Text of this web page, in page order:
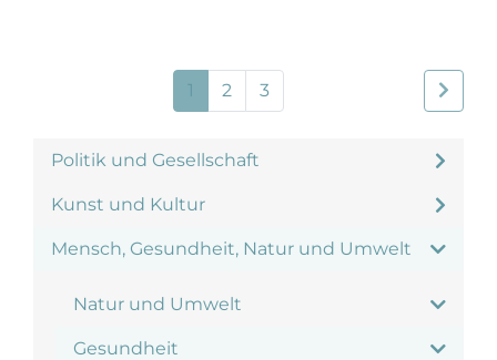
Politik und Gesellschaft
Kunst und Kultur
Mensch, Gesundheit, Natur und Umwelt
Natur und Umwelt
Gesundheit
1 2 3